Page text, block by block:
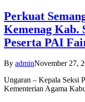
Perkuat
Kemenag Kab.
Peserta PAI
By adminNovember 27,
Ungaran – Kepala Seksi
Kementerian Agama